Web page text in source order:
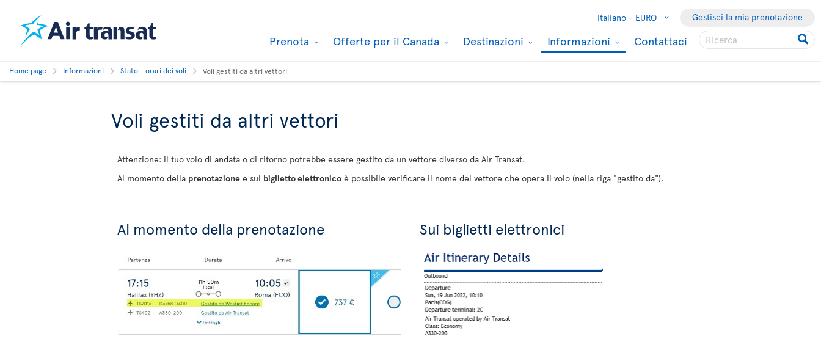
Italiano - EURO Gestisci la mia prenotazione
Prenota Offerte per il Canada Destinazioni Informazioni Contattaci
Home page Informazioni Stato - orari dei voli Voli gestiti da altri vettori
Voli gestiti da altri vettori
Attenzione: il tuo volo di andata o di ritorno potrebbe essere gestito da un vettore diverso da Air Transat.
Al momento della prenotazione e sul biglietto elettronico è possibile verificare il nome del vettore che opera il volo (nella riga "gestito da").
Al momento della prenotazione Sui biglietti elettronici